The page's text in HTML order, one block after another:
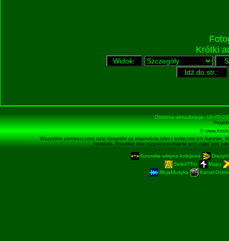
Krótki
Ostatnia aktualizacja: 13 VII
©
Wszystkie zamieszczone tutaj fotografie są własnością tylko i wyłącznie ich
fotografii. Wszelkie inne rozpowszechnianie tych zdjęć jest
Autorska witryna kolejowa
SelekTTor
Mapy
MojaMuzyka
Kanał